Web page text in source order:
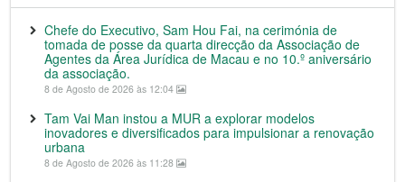
Chefe do Executivo, Sam Hou Fai, na cerimónia de
tomada de posse da quarta direcção da Associação de
Agentes da Área Jurídica de Macau e no 10.º aniversário
da associação.
8 de Agosto de 2026 às 12:04
Tam Vai Man instou a MUR a explorar modelos
inovadores e diversificados para impulsionar a renovação
urbana
8 de Agosto de 2026 às 11:28